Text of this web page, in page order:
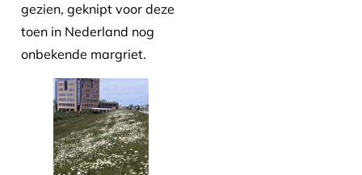
gezien, geknipt voor deze
toen in Nederland nog
onbekende margriet.